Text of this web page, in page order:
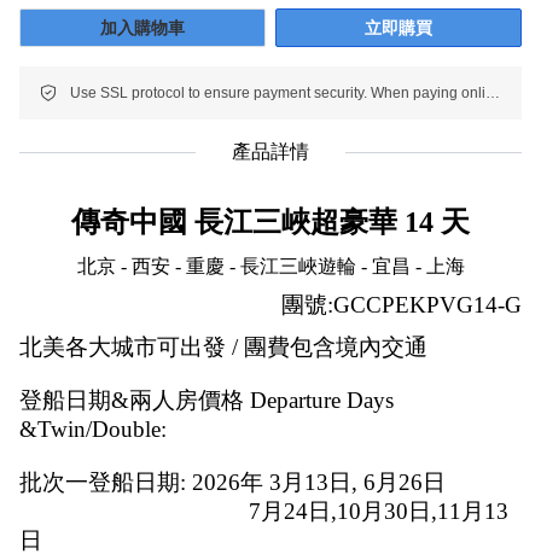
加入購物車 立即購買
Use SSL protocol to ensure payment security. When paying online, your payment information is protected.
產品詳情
傳奇中國 長江三峽超豪華 14 天
北京 - 西安 - 重慶 - 長江三峽遊輪 - 宜昌 - 上海
團號:GCCPEKPVG14-G
北美各大城市可出發 / 團費包含境內交通
登船日期&兩人房價格 Departure Days
&Twin/Double:
批次一登船日期: 2026年 3月13日, 6月26日
7月24日,10月30日,11月13
日